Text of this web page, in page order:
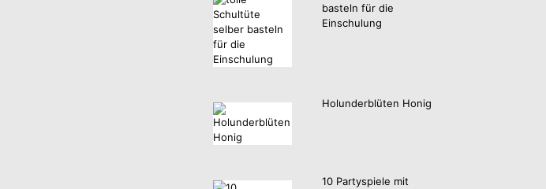
basteln für die
Einschulung
Holunderblüten Honig
10 Partyspiele mit